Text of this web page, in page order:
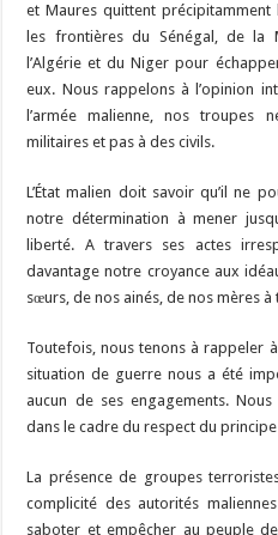
et Maures quittent
les frontières du Sénégal, de la
l’Algérie et du Niger pour
eux. Nous rappelons à l’opinion
l’armée malienne, nos troupes
militaires et pas à des civils.
L’État malien doit savoir qu’il ne
notre détermination à mener
liberté. A travers ses actes
davantage notre croyance aux
sœurs, de nos ainés, de nos mères
Toutefois, nous tenons à rappeler
situation de guerre nous a été
aucun de ses engagements.
dans le cadre du respect du
La présence de groupes
complicité des autorités
saboter et empêcher au peuple